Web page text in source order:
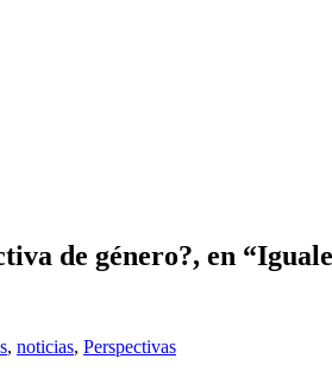
de género?, en
, noticias, Perspectivas